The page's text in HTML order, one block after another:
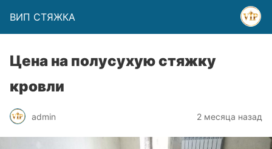
ВИП СТЯЖКА
Цена на полусухую стяжку
кровли
admin 2 месяца назад